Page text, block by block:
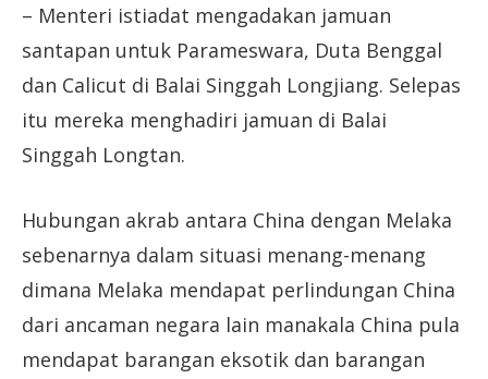
– Menteri istiadat mengadakan jamuan
santapan untuk Parameswara, Duta Benggal
dan Calicut di Balai Singgah Longjiang. Selepas
itu mereka menghadiri jamuan di Balai
Singgah Longtan.
Hubungan akrab antara China dengan Melaka
sebenarnya dalam situasi menang-menang
dimana Melaka mendapat perlindungan China
dari ancaman negara lain manakala China pula
mendapat barangan eksotik dan barangan